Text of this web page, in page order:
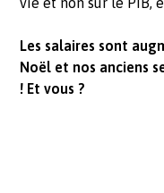
Les salaires sont
Noël et nos anciens
! Et vous ?